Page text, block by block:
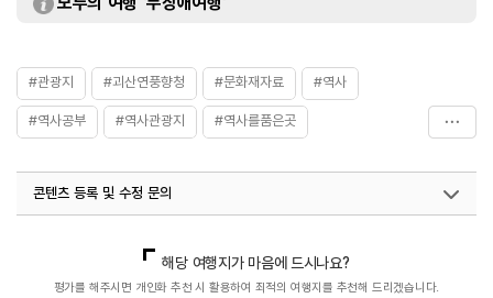
#관광지 #괴산연풍향청 #문화재자료 #역사
#역사공부 #역사관광지 #역사를품은곳
#역사유적 #역사이야기
콘텐츠 등록 및 수정 문의
해당 여행지가 마음에 드시나요?
평가를 해주시면 개인화 추천 시 활용하여 최적의 여행지를 추천해 드리겠습니다.